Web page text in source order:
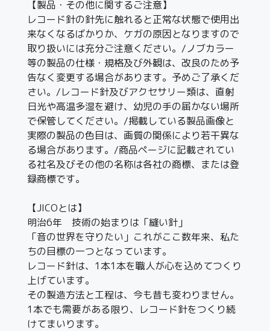
【製品・その他に関するご注意】
レコード針の針先に触れると正常な状態で使用出
来なくなるばかりか、ケガの原因となりますので
取り扱いには充分ご注意ください。/ノブカラー
等の製品の仕様・規格及び外観は、改良のため予
告なく変更する場合があります。予めご了承くだ
さい。/レコード針及びアクセサリー類は、直射
日光や高温多湿を避け、幼児の手の届かない場所
で保管してください。/掲載している製品画像と
実際の製品の色目は、画質の関係により若干異な
る場合があります。/商品ページに記載されてい
る社名及びその他の名称は各社の商標、または登
録商標です。
【JICOとは】
明治6年 技術の始まりは「縫い針」
「音の世界を守りたい」これがここ数年来、私た
ちの目標の一つとなっています。
レコード針は、1本1本を職人が心を込めてつくり
上げています。
その製造方法と工程は、今も昔も変わりません。
1本でも需要がある限り、レコード針をつくり続
けてまいります。